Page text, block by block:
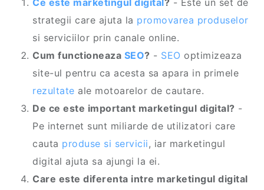
Ce este marketingul digital? - Este un set de
strategii care ajuta la promovarea produselor
si serviciilor prin canale online.
Cum functioneaza SEO? - SEO optimizeaza
site-ul pentru ca acesta sa apara in primele
rezultate ale motoarelor de cautare.
De ce este important marketingul digital? -
Pe internet sunt miliarde de utilizatori care
cauta produse si servicii, iar marketingul
digital ajuta sa ajungi la ei.
Care este diferenta intre marketingul digital